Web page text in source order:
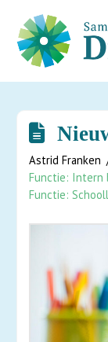
Astrid Franken
Functie: Intern
Functie: